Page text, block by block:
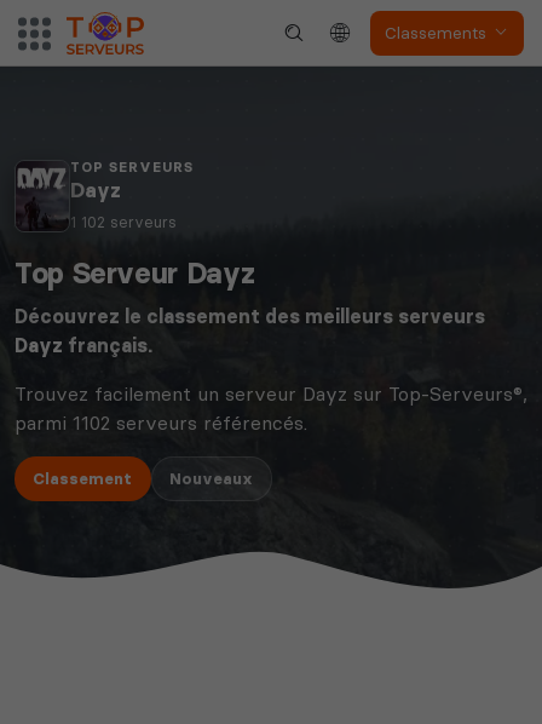
Classements
TOP SERVEURS
Dayz
1 102 serveurs
Top Serveur Dayz
Découvrez le classement des meilleurs serveurs
Dayz français.
Trouvez facilement un serveur Dayz sur Top-Serveurs®,
parmi 1102 serveurs référencés.
Classement Nouveaux